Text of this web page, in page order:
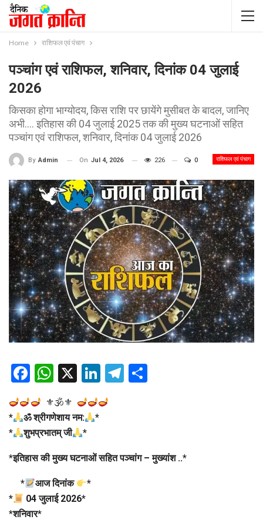
Home राशिफल एवं पंचाग
पञ्चांग एवं राशिफल, शनिवार, दिनांक 04 जुलाई
2026
किसका होगा भाग्योदय, किस राशि पर छायेंगे मुसीबत के बादल, जानिए
अभी.... इतिहास की 04 जुलाई 2025 तक की मुख्य घटनाओं सहित
पञ्चांग एवं राशिफल, शनिवार, दिनांक 04 जुलाई 2026
राशिफल एवं पंचाग
By Admin On Jul 4, 2026 226 0
Facebook
WhatsApp
X LinkedIn
Telegram
⚜🕉⚜
*
ॐ श्रीगणेशाय नम:
*
*
शुभप्रभातम् जी *
*इतिहास की मुख्य घटनाओं सहित पञ्चांग – मुख्यांश ..*
* आज दिनांक
*
*
04 जुलाई 2026*
*शनिवार*